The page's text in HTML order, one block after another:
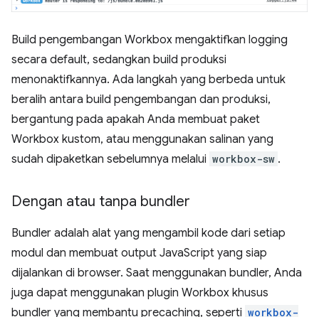
Build pengembangan Workbox mengaktifkan logging
secara default, sedangkan build produksi
menonaktifkannya. Ada langkah yang berbeda untuk
beralih antara build pengembangan dan produksi,
bergantung pada apakah Anda membuat paket
Workbox kustom, atau menggunakan salinan yang
sudah dipaketkan sebelumnya melalui workbox-sw .
Dengan atau tanpa bundler
Bundler adalah alat yang mengambil kode dari setiap
modul dan membuat output JavaScript yang siap
dijalankan di browser. Saat menggunakan bundler, Anda
juga dapat menggunakan plugin Workbox khusus
bundler yang membantu precaching, seperti workbox-